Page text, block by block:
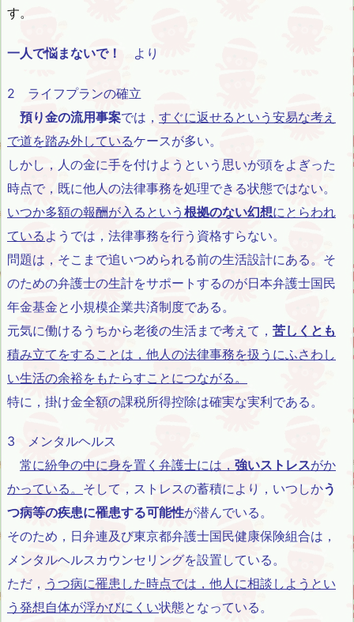
す。
一人で悩まないで！ より
2 ライフプランの確立
預り金の流用事案では， すぐに返せるという安易な考え
で道を踏み外しているケースが多い。
しかし，人の金に手を付けようという思いが頭をよぎった
時点で，既に他人の法律事務を処理できる状態ではない。
いつか多額の報酬が入るという 根拠のない幻想にとらわれ
ている ようでは，法律事務を行う資格すらない。
問題は，そこまで追いつめられる前の生活設計にある。そ
のための弁護士の生計をサポートするのが日本弁護士国民
年金基金と小規模企業共済制度である。
元気に働けるうちから老後の生活まで考えて， 苦しくとも
積み立てをすることは，他人の法律事務を扱うにふさわし
い生活の余裕をもたらすことにつながる。
特に，掛け金全額の課税所得控除は確実な実利である。
3 メンタルヘルス
常に紛争の中に身を置く弁護士には， 強いストレスがか
かっている。 そして，ストレスの蓄積により，いつしかう
つ病等の疾患に罹患する可能性が潜んでいる。
そのため，日弁連及び東京都弁護士国民健康保険組合は，
メンタルヘルスカウンセリングを設置している。
ただ， うつ病に罹患した時点では，他人に相談しようとい
う発想自体が浮かびにくい状態となっている。